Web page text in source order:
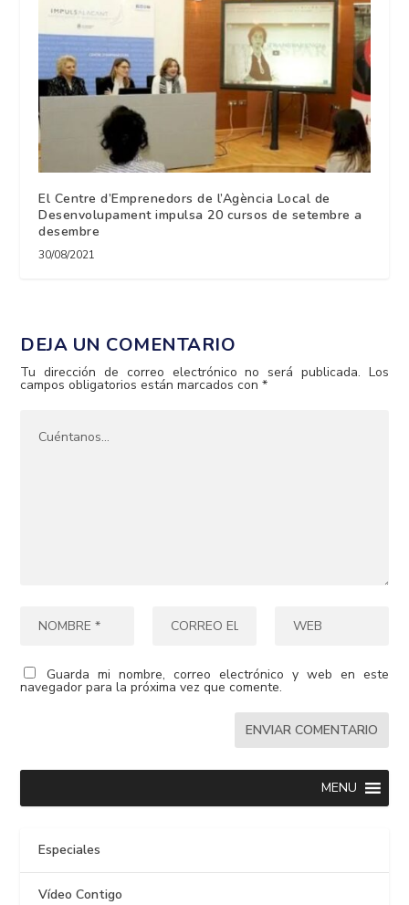
El Centre d’Emprenedors de l’Agència Local de
Desenvolupament impulsa 20 cursos de setembre a
desembre
30/08/2021
DEJA UN COMENTARIO
Tu dirección de correo electrónico no será publicada. Los
campos obligatorios están marcados con*
Guarda mi nombre, correo electrónico y web en este
navegador para la próxima vez que comente.
MENU
Especiales
Vídeo Contigo